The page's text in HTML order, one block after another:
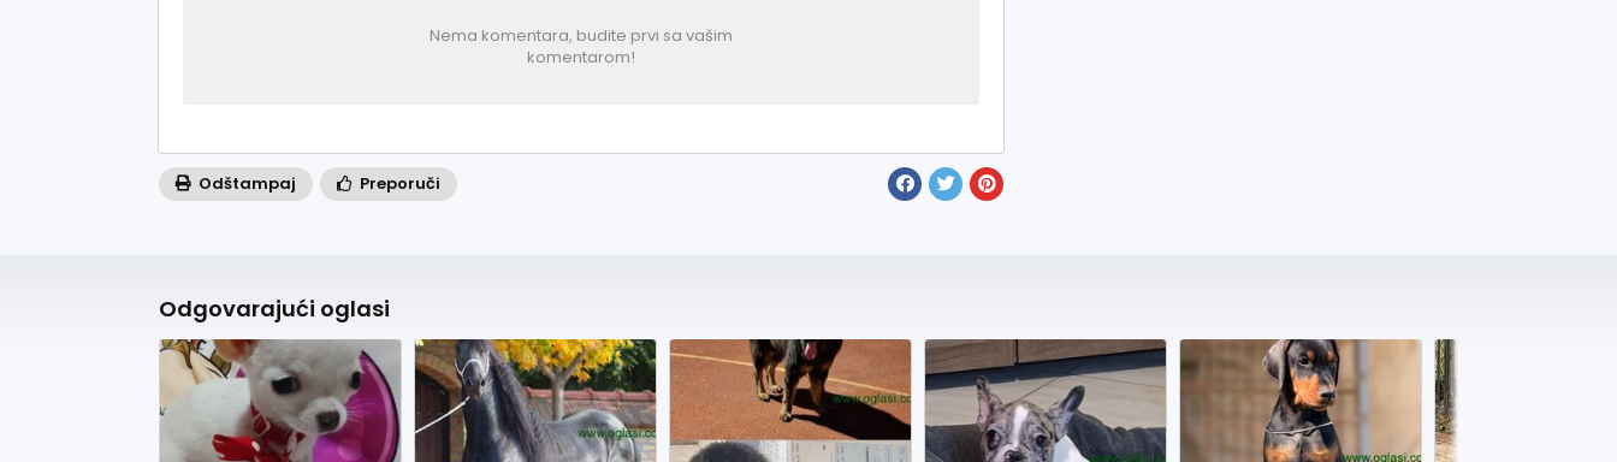
Nema komentara, budite prvi sa vašim
komentarom!
Odštampaj Preporuči
Odgovarajući oglasi